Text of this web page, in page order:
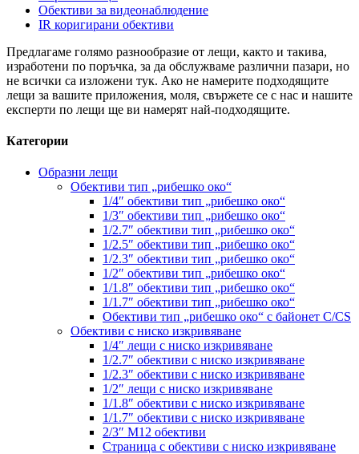
Обективи за видеонаблюдение
IR коригирани обективи
Предлагаме голямо разнообразие от лещи, както и такива,
изработени по поръчка, за да обслужваме различни пазари, но
не всички са изложени тук. Ако не намерите подходящите
лещи за вашите приложения, моля, свържете се с нас и нашите
експерти по лещи ще ви намерят най-подходящите.
Категории
Образни лещи
Обективи тип „рибешко око“
1/4″ обективи тип „рибешко око“
1/3″ обективи тип „рибешко око“
1/2.7″ обективи тип „рибешко око“
1/2.5″ обективи тип „рибешко око“
1/2.3″ обективи тип „рибешко око“
1/2″ обективи тип „рибешко око“
1/1.8″ обективи тип „рибешко око“
1/1.7″ обективи тип „рибешко око“
Обективи тип „рибешко око“ с байонет C/CS
Обективи с ниско изкривяване
1/4″ лещи с ниско изкривяване
1/2.7″ обективи с ниско изкривяване
1/2.3″ обективи с ниско изкривяване
1/2″ лещи с ниско изкривяване
1/1.8″ обективи с ниско изкривяване
1/1.7″ обективи с ниско изкривяване
2/3″ M12 обективи
Страница с обективи с ниско изкривяване